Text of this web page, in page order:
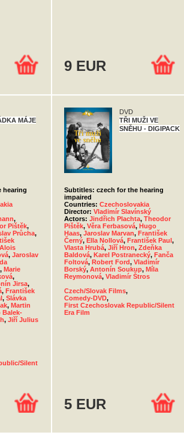
9 EUR
MÁJE
hearing
,
Pištěk,
Průcha,
Alois
, Jaroslav
, Marie
,
Jirsa,
, František
, Slávka
, Martin
Balek-
, Jiří Julius
Silent
DVD
TŘI MUŽI VE
SNĚHU - DIGIPACK
Subtitles: czech for the hearing
impaired
Countries: Czechoslovakia
Director: Vladimír Slavínský
Actors: Jindřich Plachta, Theodor
Pištěk, Věra Ferbasová, Hugo
Haas, Jaroslav Marvan, František
Černý, Ella Nollová, František Paul,
Vlasta Hrubá, Jiří Hron, Zdeňka
Baldová, Karel Postranecký, Fanča
Foltová, Robert Ford, Vladimír
Borský, Antonín Soukup, Míla
Reymonová, Vladimír Štros
Czech/Slovak Films,
Comedy-DVD,
First Czechoslovak Republic/Silent
Era Film
5 EUR